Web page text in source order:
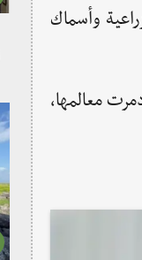
وأسماك
ودمرت معالمها،